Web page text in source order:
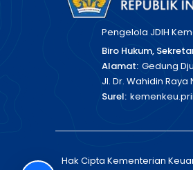
Pengelola JDIH
Biro Hukum,
Alamat: Gedung
Jl. Dr. Wahidin Raya
Surel:
Hak Cipta Kementerian